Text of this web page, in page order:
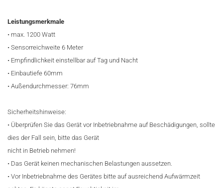
Leistungsmerkmale
• max. 1200 Watt
• Sensorreichweite 6 Meter
• Empfindlichkeit einstellbar auf Tag und Nacht
• Einbautiefe 60mm
• Außendurchmesser: 76mm
Sicherheitshinweise:
• Überprüfen Sie das Gerät vor Inbetriebnahme auf Beschädigungen, sollte
dies der Fall sein, bitte das Gerät
nicht in Betrieb nehmen!
• Das Gerät keinen mechanischen Belastungen aussetzen.
• Vor Inbetriebnahme des Gerätes bitte auf ausreichend Aufwärmzeit